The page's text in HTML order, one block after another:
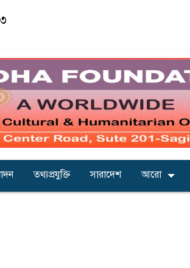
তথ্যপ্রযুক্তি সারাদেশ আরো